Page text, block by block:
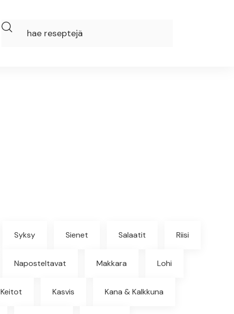
Syksy Sienet Salaatit Riisi
Naposteltavat Makkara Lohi
Keitot Kasvis Kana & Kalkkuna